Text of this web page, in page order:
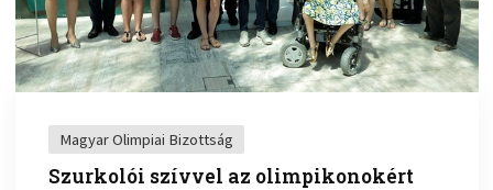
Magyar Olimpiai Bizottság
Szurkolói szívvel az olimpikonokért